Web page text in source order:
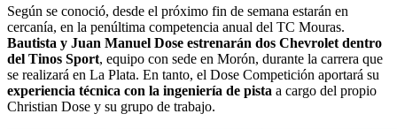
Según se conoció, desde el próximo fin de semana estarán en
cercanía, en la penúltima competencia anual del TC Mouras.
Bautista y Juan Manuel Dose estrenarán dos Chevrolet dentro
del Tinos Sport, equipo con sede en Morón, durante la carrera que
se realizará en La Plata. En tanto, el Dose Competición aportará su
experiencia técnica con la ingeniería de pista a cargo del propio
Christian Dose y su grupo de trabajo.